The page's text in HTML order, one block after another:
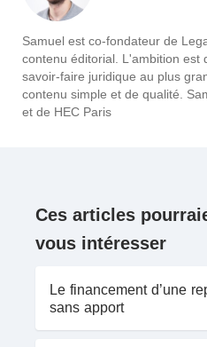
Samuel est co-fondateur de
contenu éditorial. L'ambition est
savoir-faire juridique au plus
contenu simple et de qualité.
et de HEC Paris
Ces articles
vous intéresser
Le financement d’une
sans apport